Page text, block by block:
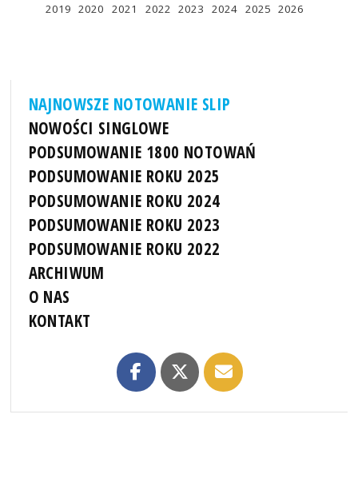
2019 2020 2021 2022 2023 2024 2025 2026
NAJNOWSZE NOTOWANIE SLIP
NOWOŚCI SINGLOWE
PODSUMOWANIE 1800 NOTOWAŃ
PODSUMOWANIE ROKU 2025
PODSUMOWANIE ROKU 2024
PODSUMOWANIE ROKU 2023
PODSUMOWANIE ROKU 2022
ARCHIWUM
O NAS
KONTAKT